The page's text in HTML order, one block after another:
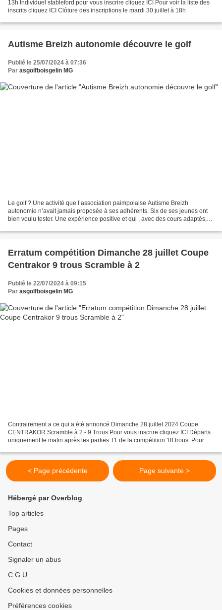
13h Individuel stableford pour vous inscrire cliquez ICI Pour voir la liste des
inscrits cliquez ICI Clôture des inscriptions le mardi 30 juillet à 18h
Autisme Breizh autonomie découvre le golf
Publié le 25/07/2024 à 07:36
Par asgolfboisgelin MG
Le golf ? Une activité que l’association paimpolaise Autisme Breizh
autonomie n’avait jamais proposée à ses adhérents. Six de ses jeunes ont
bien voulu tester. Une expérience positive et qui , avec des cours adaptés,
Erratum compétition Dimanche 28 juillet Coupe
Centrakor 9 trous Scramble à 2
Publié le 22/07/2024 à 09:15
Par asgolfboisgelin MG
Contrairement a ce qui a été annoncé Dimanche 28 juillet 2024 Coupe
CENTRAKOR Scramble à 2 - 9 Trous Pour vous inscrire cliquez ICI Départs
uniquement le matin après les parties T1 de la compétition 18 trous. Pour
< Page précédente Page suivante >
Hébergé par Overblog
Top articles
Pages
Contact
Signaler un abus
C.G.U.
Cookies et données personnelles
Préférences cookies